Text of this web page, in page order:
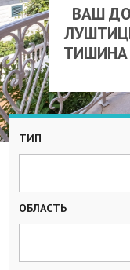
ВАШ
ТИШИНА
ТИП
ОБЛАСТЬ